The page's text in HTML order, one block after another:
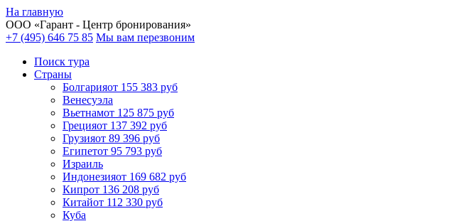
На главную
ООО «Гарант - Центр бронирования»
+7 (495) 646 75 85 Мы вам перезвоним
Поиск тура
Cтраны
Болгарияот 155 383 руб
Венесуэла
Вьетнамот 125 875 руб
Грецияот 137 392 руб
Грузияот 89 396 руб
Египетот 95 793 руб
Израиль
Индонезияот 169 682 руб
Кипрот 136 208 руб
Китайот 112 330 руб
Куба